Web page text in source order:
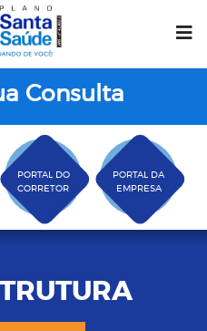
Consulta
PORTAL DO
CORRETOR
PORTAL DA
EMPRESA